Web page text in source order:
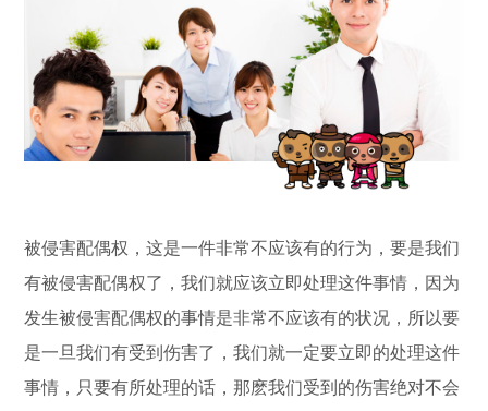
被侵害配偶权，这是一件非常不应该有的行为，要是我们
有被侵害配偶权了，我们就应该立即处理这件事情，因为
发生被侵害配偶权的事情是非常不应该有的状况，所以要
是一旦我们有受到伤害了，我们就一定要立即的处理这件
事情，只要有所处理的话，那麽我们受到的伤害绝对不会